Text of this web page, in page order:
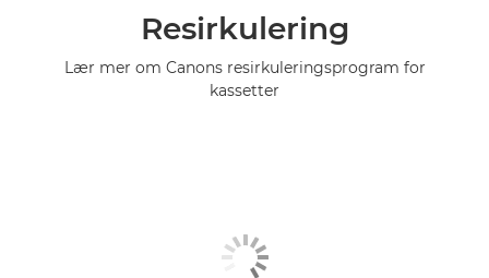
Resirkulering
Lær mer om Canons resirkuleringsprogram for
kassetter